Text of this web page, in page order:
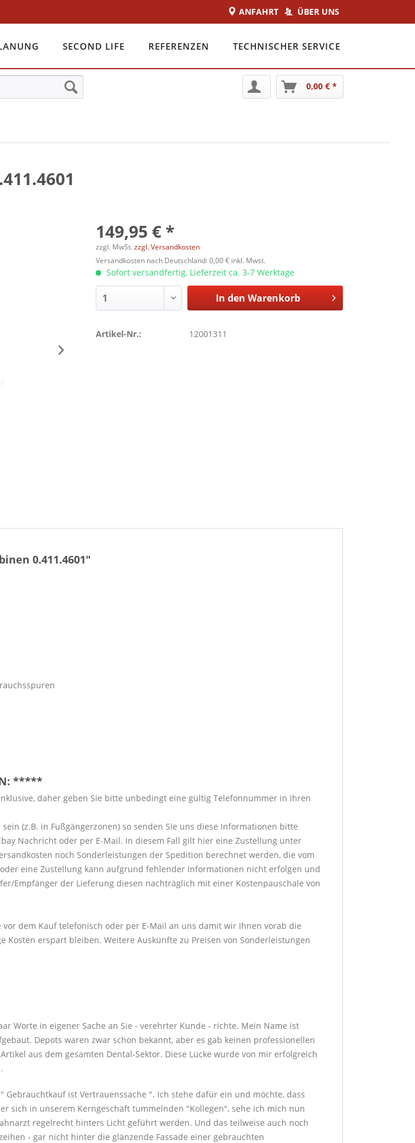
ÜBER UNS
ANFAHRT
SECOND LIFE REFERENZEN TECHNISCHER SERVICE
0,00 € *
149,95 € *
zzgl. MwSt. zzgl. Versandkosten
Versandkosten nach Deutschland: 0,00 € inkl. Mwst.
Sofort versandfertig, Lieferzeit ca. 3-7 Werktage
In den Warenkorb
Artikel-Nr.: 12001311
0.411.4601"
*****
daher geben Sie bitte unbedingt eine gültig Telefonnummer in Ihren
(z.B. in Fußgängerzonen) so senden Sie uns diese Informationen bitte
Nachricht oder per E-Mail. In diesem Fall gilt hier eine Zustellung unter
noch Sonderleistungen der Spedition berechnet werden, die vom
eine Zustellung kann aufgrund fehlender Informationen nicht erfolgen und
Empfänger der Lieferung diesen nachträglich mit einer Kostenpauschale von
dem Kauf telefonisch oder per E-Mail an uns damit wir Ihnen vorab die
erspart bleiben. Weitere Auskünfte zu Preisen von Sonderleistungen
Worte in eigener Sache an Sie - verehrter Kunde - richte. Mein Name ist
Depots waren zwar schon bekannt, aber es gab keinen professionellen
aus dem gesamten Dental-Sektor. Diese Lücke wurde von mir erfolgreich
ist Vertrauenssache ". Ich stehe dafür ein und möchte, dass
sich in unserem Kerngeschäft tummelnden "Kollegen", sehe ich mich nun
regelrecht hinters Licht geführt werden. Und das teilweise auch noch
- gar nicht hinter die glänzende Fassade einer gebrauchten